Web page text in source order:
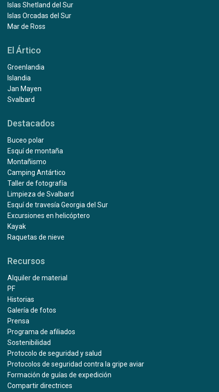
Islas Shetland del Sur
Islas Orcadas del Sur
Mar de Ross
El Ártico
Groenlandia
Islandia
Jan Mayen
Svalbard
Destacados
Buceo polar
Esquí de montaña
Montañismo
Camping Antártico
Taller de fotografía
Limpieza de Svalbard
Esquí de travesía Georgia del Sur
Excursiones en helicóptero
Kayak
Raquetas de nieve
Recursos
Alquiler de material
PF
Historias
Galería de fotos
Prensa
Programa de afiliados
Sostenibilidad
Protocolo de seguridad y salud
Protocolos de seguridad contra la gripe aviar
Formación de guías de expedición
Compartir directrices